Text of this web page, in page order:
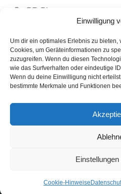
Einwilligung
Um dir ein optimales Erlebnis zu
Cookies, um Geräteinformationen zu
zuzugreifen. Wenn du diesen
wie das Surfverhalten oder eindeutige
Wenn du deine Einwilligung nicht
bestimmte Merkmale und Funktionen
Cookie-Hinweise
Kategorien
PR Blog
PR-Agentur
Wieder Vorwürfe gegen
Blogger Relations:
entscheidend
FAQ
© 1991 - 2026. PUNKT PR